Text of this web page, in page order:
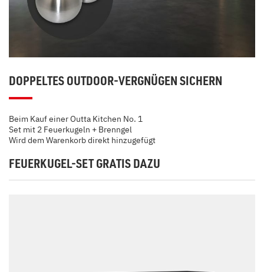
DOPPELTES OUTDOOR-VERGNÜGEN SICHERN
Beim Kauf einer Outta Kitchen No. 1
Set mit 2 Feuerkugeln + Brenngel
Wird dem Warenkorb direkt hinzugefügt
FEUERKUGEL-SET GRATIS DAZU